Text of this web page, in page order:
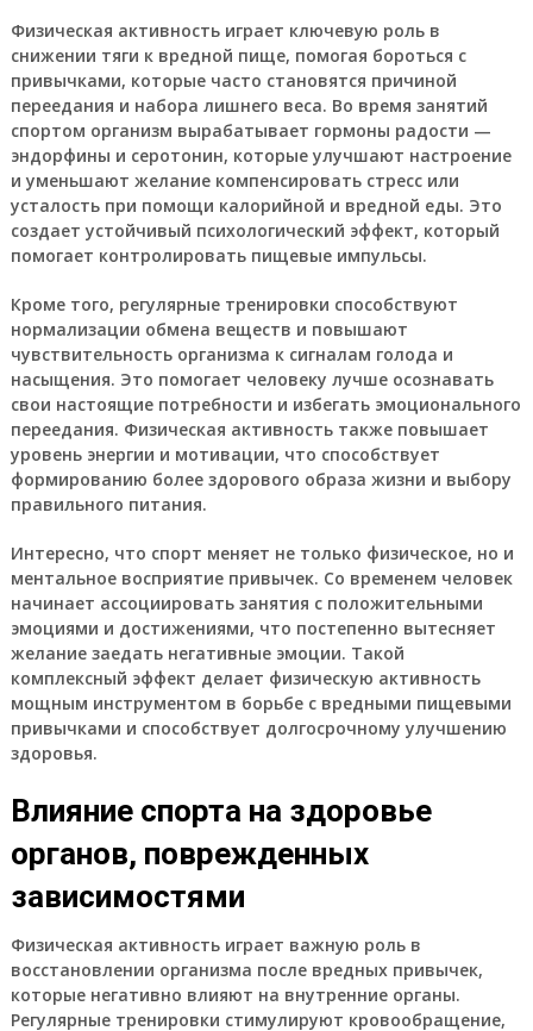
Физическая активность играет ключевую роль в
снижении тяги к вредной пище, помогая бороться с
привычками, которые часто становятся причиной
переедания и набора лишнего веса. Во время занятий
спортом организм вырабатывает гормоны радости —
эндорфины и серотонин, которые улучшают настроение
и уменьшают желание компенсировать стресс или
усталость при помощи калорийной и вредной еды. Это
создает устойчивый психологический эффект, который
помогает контролировать пищевые импульсы.
Кроме того, регулярные тренировки способствуют
нормализации обмена веществ и повышают
чувствительность организма к сигналам голода и
насыщения. Это помогает человеку лучше осознавать
свои настоящие потребности и избегать эмоционального
переедания. Физическая активность также повышает
уровень энергии и мотивации, что способствует
формированию более здорового образа жизни и выбору
правильного питания.
Интересно, что спорт меняет не только физическое, но и
ментальное восприятие привычек. Со временем человек
начинает ассоциировать занятия с положительными
эмоциями и достижениями, что постепенно вытесняет
желание заедать негативные эмоции. Такой
комплексный эффект делает физическую активность
мощным инструментом в борьбе с вредными пищевыми
привычками и способствует долгосрочному улучшению
здоровья.
Влияние спорта на здоровье
органов, поврежденных
зависимостями
Физическая активность играет важную роль в
восстановлении организма после вредных привычек,
которые негативно влияют на внутренние органы.
Регулярные тренировки стимулируют кровообращение,